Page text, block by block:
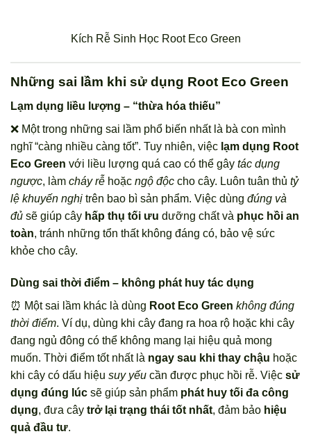
Kích Rễ Sinh Học Root Eco Green
Những sai lầm khi sử dụng Root Eco Green
Lạm dụng liều lượng – “thừa hóa thiếu”
❌ Một trong những sai lầm phổ biến nhất là bà con mình
nghĩ “càng nhiều càng tốt”. Tuy nhiên, việc lạm dụng Root
Eco Green với liều lượng quá cao có thể gây tác dụng
ngược, làm cháy rễ hoặc ngộ độc cho cây. Luôn tuân thủ tỷ
lệ khuyến nghị trên bao bì sản phẩm. Việc dùng đúng và
đủ sẽ giúp cây hấp thụ tối ưu dưỡng chất và phục hồi an
toàn, tránh những tổn thất không đáng có, bảo vệ sức
khỏe cho cây.
Dùng sai thời điểm – không phát huy tác dụng
⏰ Một sai lầm khác là dùng Root Eco Green không đúng
thời điểm. Ví dụ, dùng khi cây đang ra hoa rộ hoặc khi cây
đang ngủ đông có thể không mang lại hiệu quả mong
muốn. Thời điểm tốt nhất là ngay sau khi thay chậu hoặc
khi cây có dấu hiệu suy yếu cần được phục hồi rễ. Việc sử
dụng đúng lúc sẽ giúp sản phẩm phát huy tối đa công
dụng, đưa cây trở lại trạng thái tốt nhất, đảm bảo hiệu
quả đầu tư.